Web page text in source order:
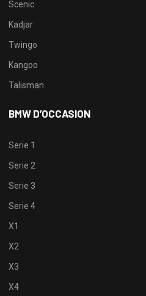
Scenic
Kadjar
Twingo
Kangoo
Talisman
BMW D’OCCASION
Serie 1
Serie 2
Serie 3
Serie 4
X1
X2
X3
X4